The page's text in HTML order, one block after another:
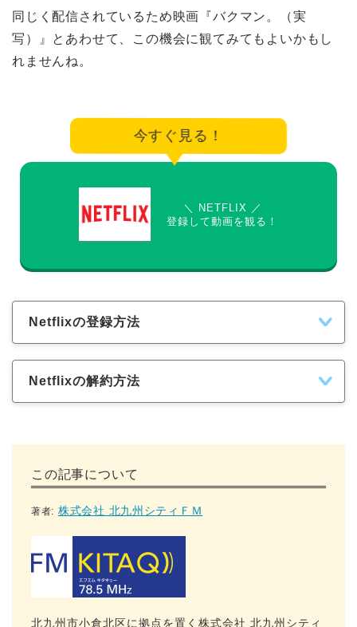
同じく配信されているため映画『バクマン。（実
写）』とあわせて、この機会に観てみてもよいかもし
れませんね。
今すぐ見る！
＼ NETFLIX ／
登録して動画を観る！
Netflixの登録方法
Netflixの解約方法
この記事について
著者: 株式会社 北九州シティＦＭ
北九州市小倉北区に拠点を置く株式会社 北九州シティ